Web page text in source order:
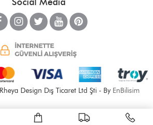
Design Dış Ticaret Ltd Şti - By EnBilisim